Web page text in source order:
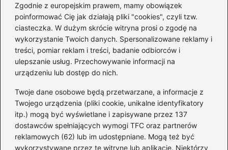
Zgodnie z europejskim prawem, mamy obowiązek
poinformować Cię jak działają pliki "cookies", czyli tzw.
ciasteczka. W dużym skrócie witryna prosi o zgodę na
wykorzystanie Twoich danych. Spersonalizowane reklamy i
treści, pomiar reklam i treści, badanie odbiorców i
ulepszanie usług. Przechowywanie informacji na
urządzeniu lub dostęp do nich.
Twoje dane osobowe będą przetwarzane, a informacje z
Twojego urządzenia (pliki cookie, unikalne identyfikatory
itp.) mogą być wyświetlane i zapisywane przez 137
dostawców spełniających wymogi TFC oraz partnerów
reklamowych (62) lub im udostępniane. Mogą też być
wykorzystywane przez tę witrynę lub aplikację. Niektórzy
Czy Jarosław Kaczyński
posiada prawo jazdy? Oto
prawda, którą warto znać!
Kategorie
Akumulatory(71)
Benzyna i Diesel(68)
Motocykle(47)
Opony(77)